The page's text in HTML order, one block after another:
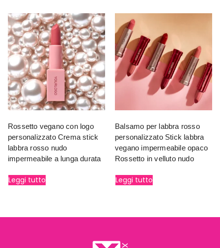
Rossetto vegano con logo
personalizzato Crema stick
labbra rosso nudo
impermeabile a lunga durata
Leggi tutto
Balsamo per labbra rosso
personalizzato Stick labbra
vegano impermeabile opaco
Rossetto in velluto nudo
Leggi tutto